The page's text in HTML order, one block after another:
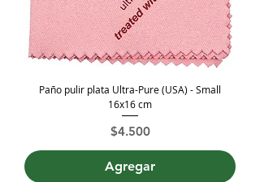
Paño pulir plata Ultra-Pure (USA) - Small
16x16 cm
Precio
$4.500
Agregar